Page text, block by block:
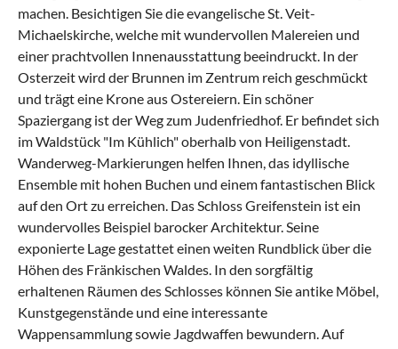
machen. Besichtigen Sie die evangelische St. Veit-
Michaelskirche, welche mit wundervollen Malereien und
einer prachtvollen Innenausstattung beeindruckt. In der
Osterzeit wird der Brunnen im Zentrum reich geschmückt
und trägt eine Krone aus Ostereiern. Ein schöner
Spaziergang ist der Weg zum Judenfriedhof. Er befindet sich
im Waldstück "Im Kühlich" oberhalb von Heiligenstadt.
Wanderweg-Markierungen helfen Ihnen, das idyllische
Ensemble mit hohen Buchen und einem fantastischen Blick
auf den Ort zu erreichen. Das Schloss Greifenstein ist ein
wundervolles Beispiel barocker Architektur. Seine
exponierte Lage gestattet einen weiten Rundblick über die
Höhen des Fränkischen Waldes. In den sorgfältig
erhaltenen Räumen des Schlosses können Sie antike Möbel,
Kunstgegenstände und eine interessante
Wappensammlung sowie Jagdwaffen bewundern. Auf